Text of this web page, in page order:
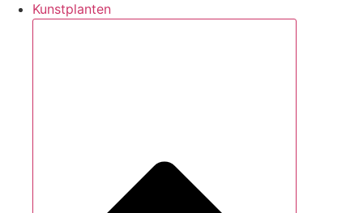
Kunstplanten